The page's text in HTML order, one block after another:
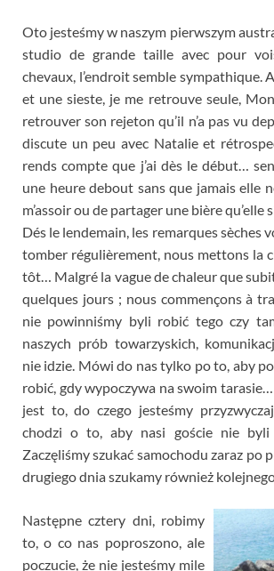
Oto jesteśmy w naszym pierwszym
studio de grande taille avec pour
chevaux, l’endroit semble sympathique.
et une sieste, je me retrouve seule,
retrouver son rejeton qu’il n’a pas vu
discute un peu avec Natalie et
rends compte que j’ai dès le début…
une heure debout sans que jamais elle
m’assoir ou de partager une bière
Dés le lendemain, les remarques sèches
tomber régulièrement, nous mettons la
tôt… Malgré la vague de chaleur que
quelques jours; nous commençons à
nie powinniśmy byli robić tego czy
naszych prób towarzyskich,
nie idzie. Mówi do nas tylko po to, aby
robić, gdy wypoczywa na swoim
jest to, do czego jesteśmy
chodzi o to, aby nasi goście nie byli
Zaczęliśmy szukać samochodu zaraz po
drugiego dnia szukamy również
Następne cztery dni, robimy
to, o co nas poproszono, ale
poczucie, że nie jesteśmy mile